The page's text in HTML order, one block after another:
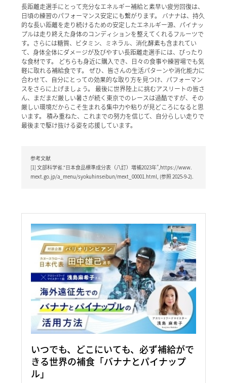
長距離走選手にとって充分なエネルギー補給と素早い疲労回復は、
日頃の練習のパフォーマンス安定にも繋がります。 バナナは、持久
的な長い距離を走り続けるための安定したエネルギー源、パイナッ
プルは走り終えた身体のコンディションを整えてくれるフルーツで
す。さらには糖質、ビタミン、ミネラル、消化酵素も含まれてい
て、身体全体にダメージが及びやすい長距離走選手には、ぴったり
な食材です。 どちらも身近に購入でき、日々の食事や練習場でも気
軽に取れる補給食です。 ぜひ、皆さんの生活パターンや消化能力に
合わせて、自分にとっての効果的な取り方を見つけ、パフォーマン
スをさらに上げましょう。 最後に世界陸上に挑むアスリートの皆さ
ん、まだまだ厳しい暑さが続く東京でのレースは過酷ですが、その
厳しい環境だからこそ生まれる集中力や粘りが見どころになると思
います。 積み重ねた、これまでの努力を信じて、自分らしい走りで
最後まで駆け抜ける姿を応援しています。
参考文献
[1] 文部科学省.“日本食品標準成分表（八訂）増補2023年”,https://www.
mext.go.jp/a_menu/syokuhinseibun/mext_00001.html, (参照 2025-9-2).
いつでも、どこにいても、必ず補給がで
きる世界の補食「バナナとパイナップ
ル」